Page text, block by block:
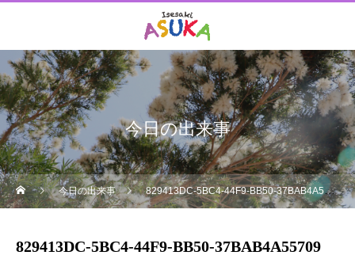
今日の出来事
今日の出来事 829413DC-5BC4-44F9-BB50-37BAB4A55709
829413DC-5BC4-44F9-BB50-37BAB4A55709